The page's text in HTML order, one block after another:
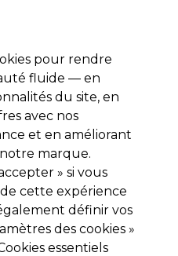
Se connecter
Electro et Matériel
lendemain*
lundi au vendredi
pour rendre
fluide — en
du site, en
avec nos
et en améliorant
marque.
» si vous
cette expérience
définir vos
des cookies »
essentiels